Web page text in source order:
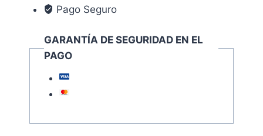
Pago Seguro
GARANTÍA DE SEGURIDAD EN EL
PAGO